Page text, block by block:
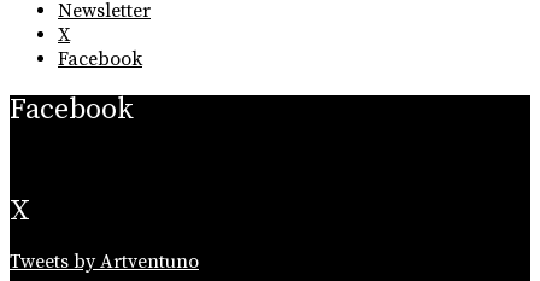
Newsletter
X
Facebook
Facebook
X
Tweets by Artventuno